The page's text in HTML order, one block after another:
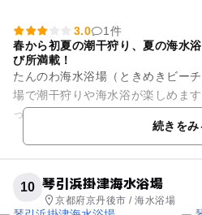
3.0
1件
春から初夏の潮干狩り、夏の海水
び所満載！
たんのわ海水浴場（ときめきビー
場で潮干狩りや海水浴が楽しめま
った貝（あさり）を交換して砂抜
となっていて、大人800g...続きをみ
10 琴引浜掛津海水浴場
京都府京丹後市 / 海水浴場